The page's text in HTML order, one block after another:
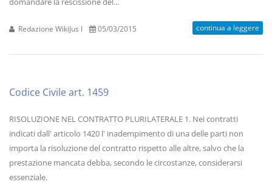
Redazione WikiJus I 05/03/2015 continua a leggere
Codice Civile art. 1459
RISOLUZIONE NEL CONTRATTO PLURILATERALE 1. Nei contratti
indicati dall' articolo 1420 l' inadempimento di una delle parti non
importa la risoluzione del contratto rispetto alle altre, salvo che la
prestazione mancata debba, secondo le circostanze, considerarsi
essenziale.